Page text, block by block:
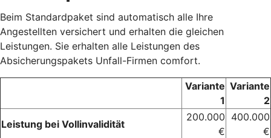
Beim Standardpaket sind automatisch alle Ihre
Angestellten versichert und erhalten die gleichen
Leistungen. Sie erhalten alle Leistungen des
Absicherungspakets Unfall-Firmen comfort.
Variante
1
Variante
2
Leistung bei Vollinvalidität
200.000
€
400.000
€